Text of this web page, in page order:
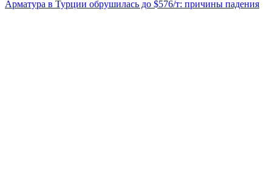
Арматура в Турции обрушилась до $576/т: причины падения